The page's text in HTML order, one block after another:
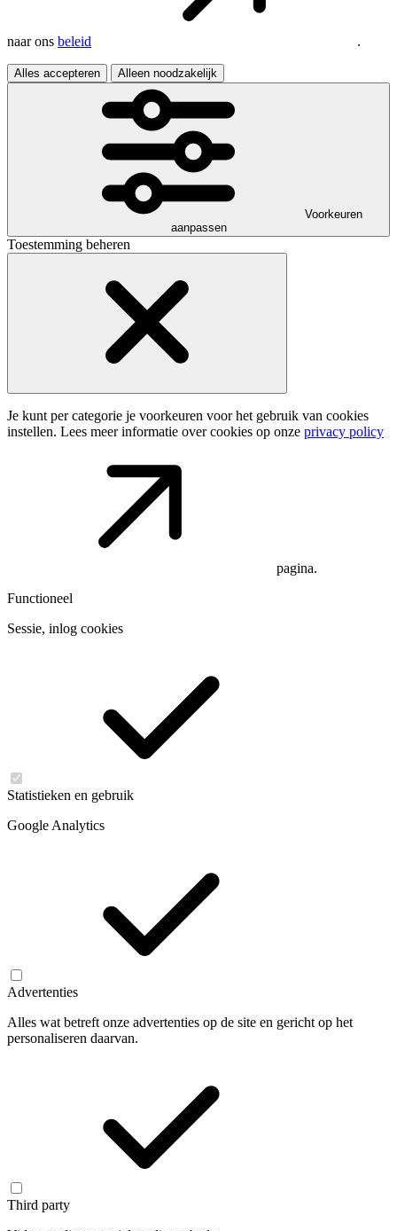
naar ons beleid .
Alles accepteren Alleen noodzakelijk
Voorkeuren
aanpassen
Toestemming beheren
Je kunt per categorie je voorkeuren voor het gebruik van cookies
instellen. Lees meer informatie over cookies op onze privacy policy
pagina.
Functioneel
Sessie, inlog cookies
Statistieken en gebruik
Google Analytics
Advertenties
Alles wat betreft onze advertenties op de site en gericht op het
personaliseren daarvan.
Third party